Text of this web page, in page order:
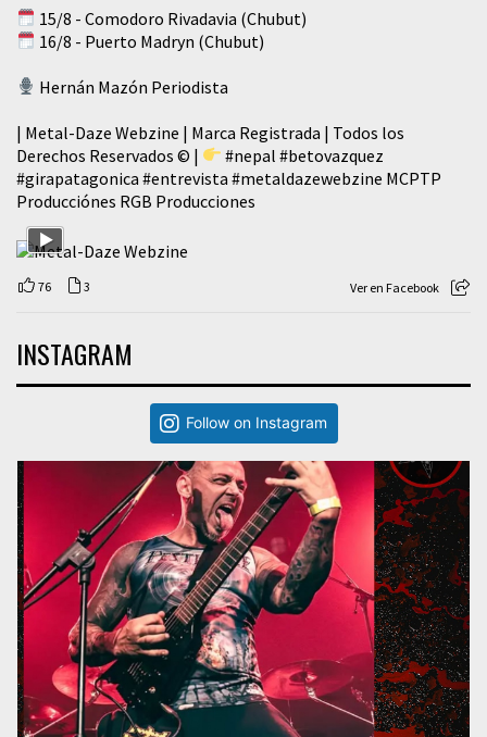
15/8 - Comodoro Rivadavia (Chubut)
16/8 - Puerto Madryn (Chubut)
Hernán Mazón Periodista
| Metal-Daze Webzine | Marca Registrada | Todos los
Derechos Reservados © |
#nepal #betovazquez
#girapatagonica #entrevista #metaldazewebzine MCPTP
Producciónes RGB Producciones
76 3 Ver en Facebook
INSTAGRAM
Follow on Instagram